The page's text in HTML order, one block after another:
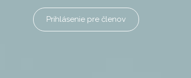
Prihlásenie pre členov